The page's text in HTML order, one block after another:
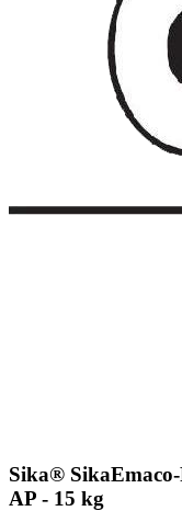
Sika® SikaEmaco-
AP - 15 kg